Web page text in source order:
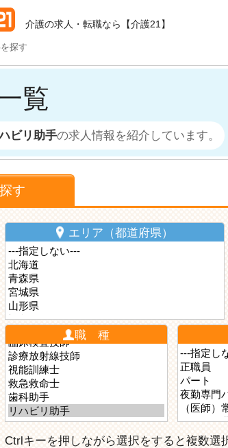
介護の求人・転職なら【介護21】
探す
覧
ビリ助手の求人情報を紹介しています。
す
エリア（都道府県）
職 種
Ctrlキーを押しながら選択をすると複数選